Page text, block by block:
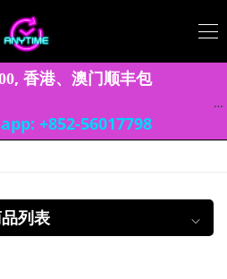
0, 香港、澳门顺丰包
+852-56017798
列表